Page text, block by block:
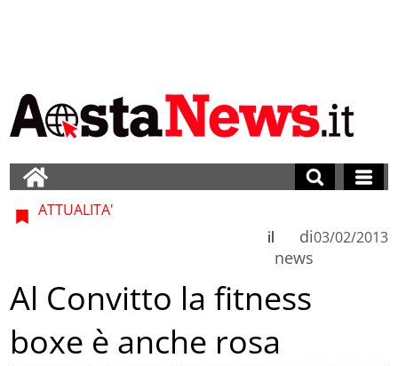
ATTUALITA'
di
news
il 03/02/2013
Al Convitto la fitness
boxe è anche rosa